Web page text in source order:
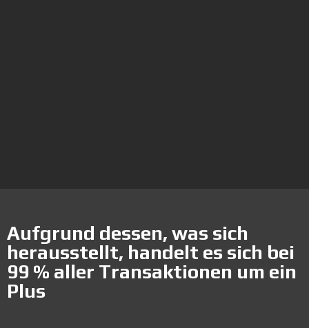
Aufgrund dessen, was sich
herausstellt, handelt es sich bei
99 % aller Transaktionen um ein
Plus